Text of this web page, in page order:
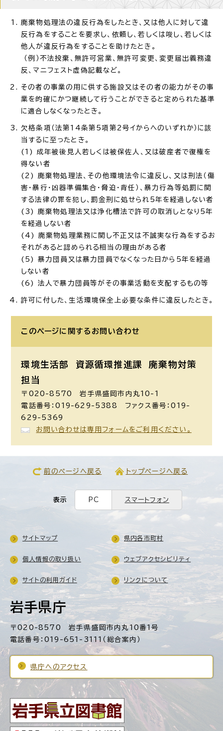
廃棄物処理法の違反行為をしたとき、又は他人に対して違
反行為をすることを要求し、依頼し、若しくは唆し、若しくは
他人が違反行為をすることを助けたとき。
（例）不法投棄、無許可営業、無許可変更、変更届出義務違
反、マニフェスト虚偽記載など。
その者の事業の用に供する施設又はその者の能力がその事
業を的確にかつ継続して行うことができると定められた基準
に適合しなくなったとき。
欠格条項（法第14条第5項第2号イからへのいずれか）に該
当するに至ったとき。
(1) 成年被後見人若しくは被保佐人、又は破産者で復権を
得ない者
(2) 廃棄物処理法、その他環境法令に違反し、又は刑法（傷
害・暴行・凶器準備集合・脅迫・背任）、暴力行為等処罰に関
する法律の罪を犯し、罰金刑に処せられ5年を経過しない者
(3) 廃棄物処理法又は浄化槽法で許可の取消しとなり5年
を経過しない者
(4) 廃棄物処理業務に関し不正又は不誠実な行為をするお
それがあると認められる相当の理由がある者
(5) 暴力団員又は暴力団員でなくなった日から5年を経過
しない者
(6) 法人で暴力団員等がその事業活動を支配するもの等
許可に付した、生活環境保全上必要な条件に違反したとき。
このページに関する お問い合わせ
環境生活部 資源循環推進課
廃棄物対策
担当
〒020-8570 岩手県盛岡市内丸10-1
電話番号：019-629-5388 ファクス番号：019-
629-5369
お問い合わせは専用フォームをご利用ください。
前のページへ戻る トップページへ戻る
表示 PC スマートフォン
岩手県庁
〒020-8570 岩手県盛岡市内丸10番1号
電話番号：019-651-3111（総合案内）
県庁へのアクセス
サイトマップ 県内各市町村
個人情報の取り扱い ウェブアクセシビリティ
サイトの利用ガイド リンクについて